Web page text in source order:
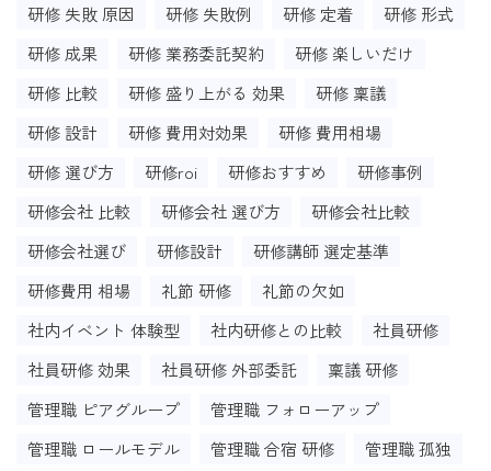
研修 失敗 原因
研修 失敗例 研修 定着
研修 形式
研修 成果
研修 業務委託契約
研修 楽しいだけ
研修 比較
研修 盛り上がる 効果
研修 稟議
研修 設計
研修 費用対効果
研修 費用相場
研修 選び方
研修roi 研修おすすめ
研修事例
研修会社 比較
研修会社 選び方
研修会社比較
研修会社選び
研修設計
研修講師 選定基準
研修費用 相場
礼節 研修
礼節の欠如
社内イベント 体験型
社内研修との比較
社員研修
社員研修 効果
社員研修 外部委託
稟議 研修
管理職 ピアグループ
管理職 フォローアップ
管理職 ロールモデル
管理職 合宿 研修
管理職 孤独